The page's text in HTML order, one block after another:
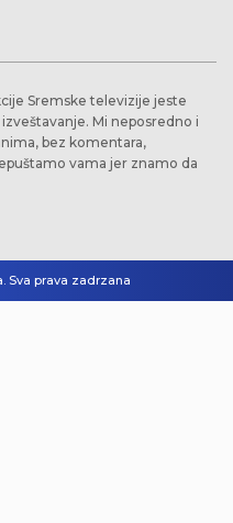
Sremske televizije jeste
Mi neposredno i
bez komentara,
vama jer znamo da
Sva prava zadrzana